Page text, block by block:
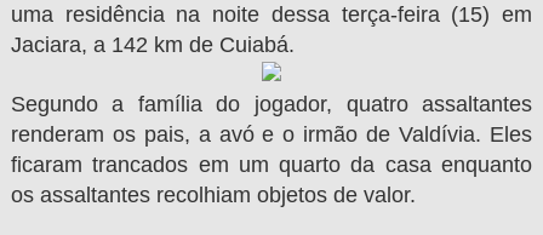
uma residência na noite dessa terça-feira (15) em
Jaciara, a 142 km de Cuiabá.
Segundo a família do jogador, quatro assaltantes
renderam os pais, a avó e o irmão de Valdívia. Eles
ficaram trancados em um quarto da casa enquanto
os assaltantes recolhiam objetos de valor.